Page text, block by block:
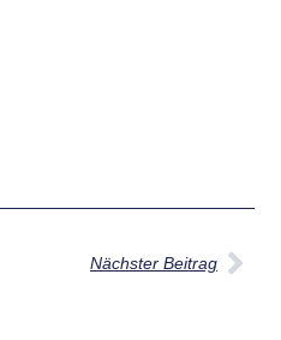
Nächster Beitrag